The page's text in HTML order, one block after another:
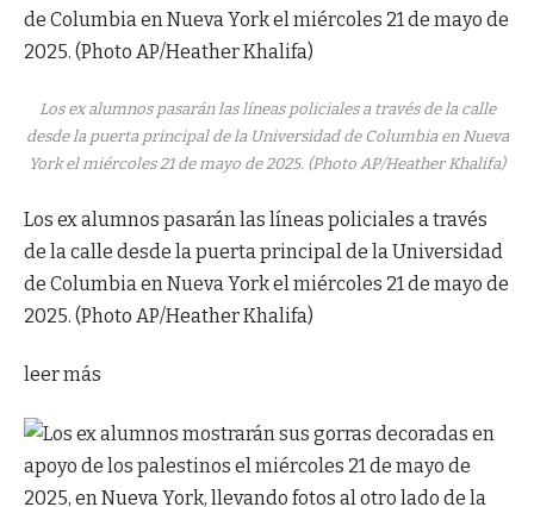
Los ex alumnos pasarán las líneas policiales a través de la calle
desde la puerta principal de la Universidad de Columbia en Nueva
York el miércoles 21 de mayo de 2025. (Photo AP/Heather Khalifa)
Los ex alumnos pasarán las líneas policiales a través
de la calle desde la puerta principal de la Universidad
de Columbia en Nueva York el miércoles 21 de mayo de
2025. (Photo AP/Heather Khalifa)
leer más